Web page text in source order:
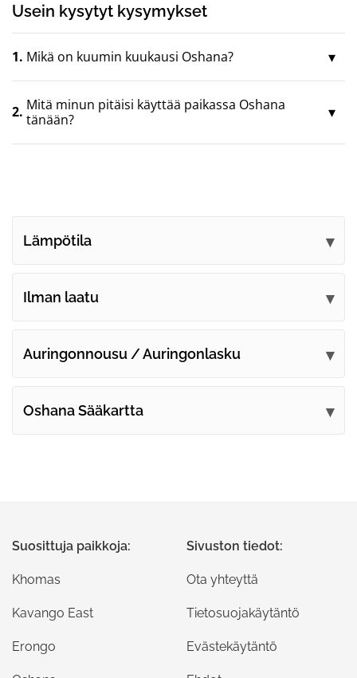
Usein kysytyt kysymykset
1. Mikä on kuumin kuukausi Oshana?
2. Mitä minun pitäisi käyttää paikassa Oshana
tänään?
Lämpötila
Ilman laatu
Auringonnousu / Auringonlasku
Oshana Sääkartta
Suosittuja paikkoja:
Khomas
Kavango East
Erongo
Sivuston tiedot:
Ota yhteyttä
Tietosuojakäytäntö
Evästekäytäntö